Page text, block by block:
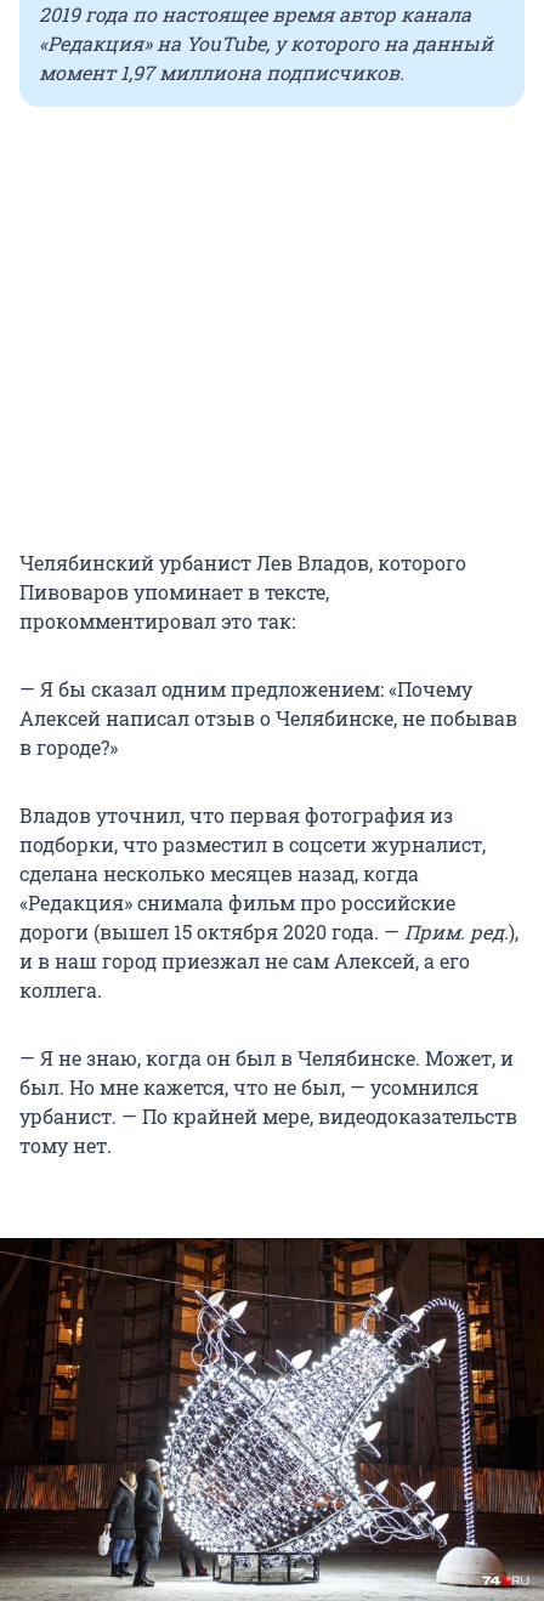
2019 года по настоящее время автор канала
«Редакция» на YouTube, у которого на данный
момент 1,97 миллиона подписчиков.
Челябинский урбанист Лев Владов, которого
Пивоваров упоминает в тексте,
прокомментировал это так:
— Я бы сказал одним предложением: «Почему
Алексей написал отзыв о Челябинске, не побывав
в городе?»
Владов уточнил, что первая фотография из
подборки, что разместил в соцсети журналист,
сделана несколько месяцев назад, когда
«Редакция» снимала фильм про российские
дороги (вышел 15 октября 2020 года. — Прим. ред.),
и в наш город приезжал не сам Алексей, а его
коллега.
— Я не знаю, когда он был в Челябинске. Может, и
был. Но мне кажется, что не был, — усомнился
урбанист. — По крайней мере, видеодоказательств
тому нет.